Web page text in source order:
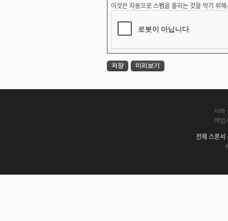
이것은 자동으로 스팸을 올리는 것을 막기 위
서버
백업
전체 스폰서